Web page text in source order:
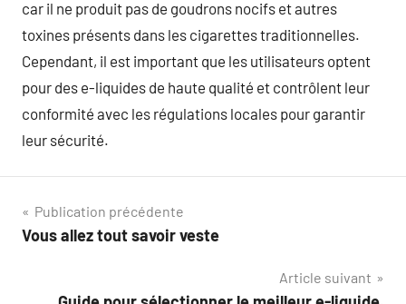
car il ne produit pas de goudrons nocifs et autres
toxines présents dans les cigarettes traditionnelles.
Cependant, il est important que les utilisateurs optent
pour des e-liquides de haute qualité et contrôlent leur
conformité avec les régulations locales pour garantir
leur sécurité.
Navigation
de
Publication précédente
Vous allez tout savoir veste
Article suivant